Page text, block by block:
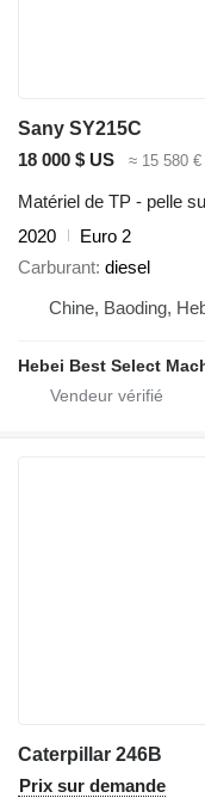
Sany SY215C
18 000 $ US
≈ 15 580 €
Matériel de TP - pelle
2020
Euro 2
Carburant diesel
Chine, Baoding,
Hebei Best Select
Caterpillar 246B
Prix sur demande